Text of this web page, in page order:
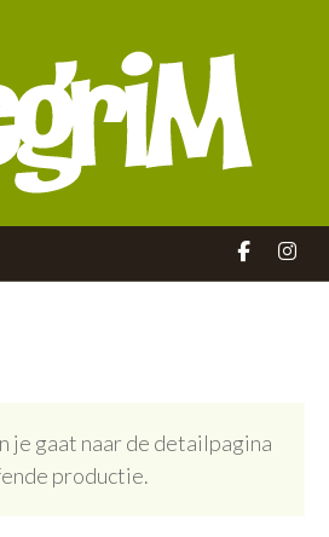
je gaat naar de detailpagina
productie.